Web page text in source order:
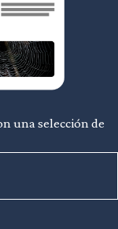
una selección de